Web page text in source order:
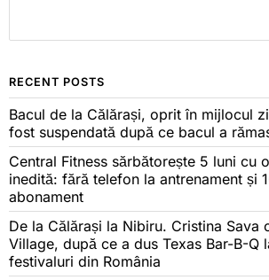
RECENT POSTS
Bacul de la Călărași, oprit în mijlocul
fost suspendată după ce bacul a
Central Fitness sărbătorește 5 luni cu
inedită: fără telefon la antrenament și
abonament
De la Călărași la Nibiru. Cristina Sava
Village, după ce a dus Texas Bar-B-Q
festivaluri din România